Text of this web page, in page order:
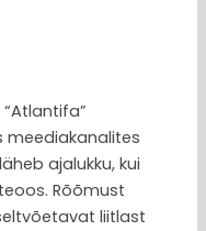
meediakanalites
ajalukku, kui
Rõõmust
liitlast